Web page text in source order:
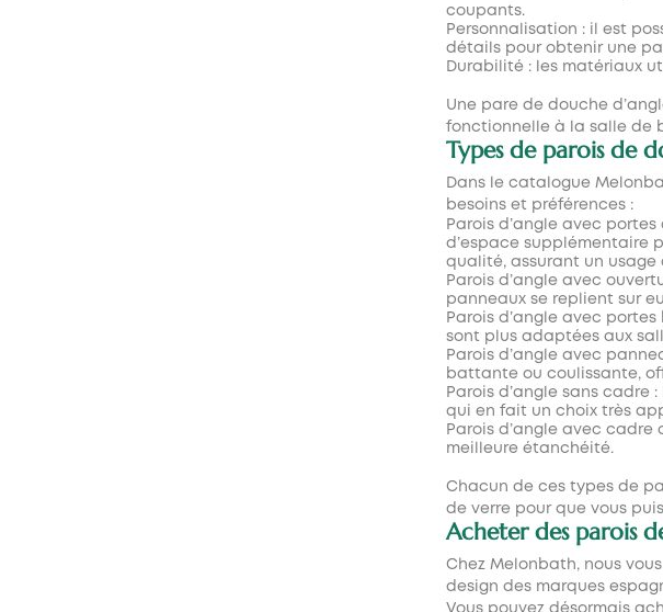
coupants.
Personnalisation : il est
détails pour obtenir une
Durabilité : les matériaux
Une pare de douche
fonctionnelle à la salle de
Types de parois de
Dans le catalogue
besoins et préférences :
Parois d’angle avec
d’espace supplémentaire
qualité, assurant un
Parois d’angle avec
panneaux se replient sur
Parois d’angle avec
sont plus adaptées aux
Parois d’angle avec
battante ou coulissante,
Parois d’angle sans
qui en fait un choix très
Parois d’angle avec
meilleure étanchéité.
Chacun de ces types de
de verre pour que vous
Acheter des parois
Chez Melonbath, nous
design des marques
Vous pouvez désormais